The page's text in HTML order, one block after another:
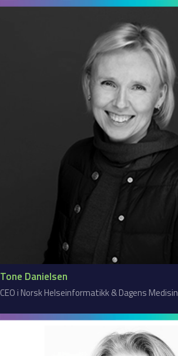
Tone Danielsen
CEO i Norsk Helseinformatikk & Dagens Medisin